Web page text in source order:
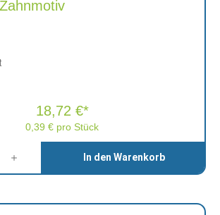
0,39 € pro Stück
18,72 €*
In den Warenkorb